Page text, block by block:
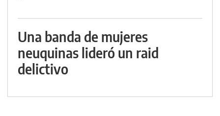
Una banda de mujeres
neuquinas lideró un raid
delictivo